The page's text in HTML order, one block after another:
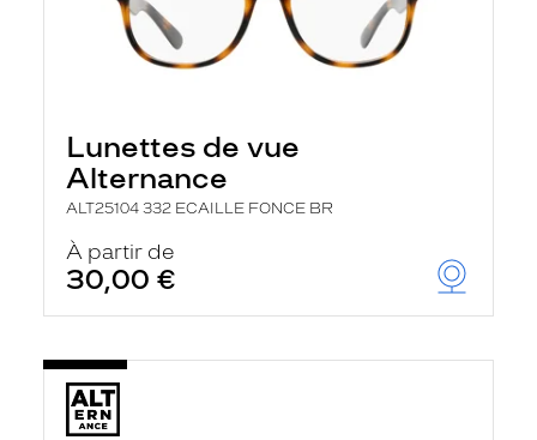
Lunettes de vue
Alternance
ALT25104 332 ECAILLE FONCE BR
À partir de
30,00 €